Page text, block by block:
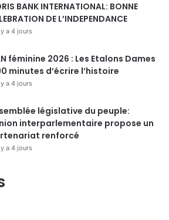
BANK INTERNATIONAL: BONNE
DE L’INDEPENDANCE
a 4 jours
féminine 2026 : Les Etalons Dames
minutes d’écrire l’histoire
a 4 jours
législative du peuple:
interparlementaire propose un
renforcé
a 4 jours